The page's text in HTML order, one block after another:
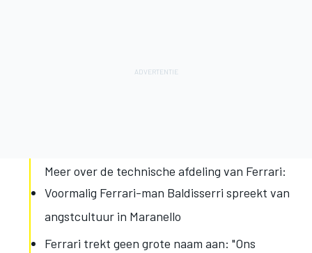
Meer over de technische afdeling van Ferrari:
Voormalig Ferrari-man Baldisserri spreekt van
angstcultuur in Maranello
Ferrari trekt geen grote naam aan: "Ons